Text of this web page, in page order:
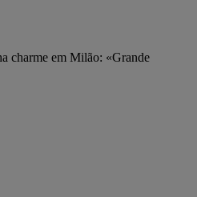
charme em Milão: «Grande